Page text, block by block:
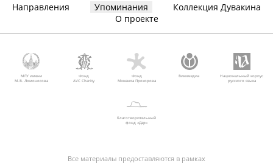
Направления Упоминания
Коллекция Дувакина
О проекте
МГУ имени
М.В. Ломоносова
Фонд
AVC Charity
Фонд
Михаила Прохорова
Викимедиа
Национальный корпус
русского языка
Благотворительный
фонд «Дар»
Все материалы предоставляются в рамках